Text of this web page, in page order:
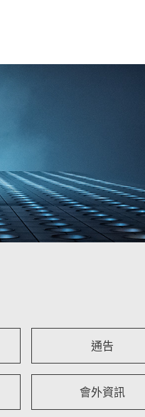
通告
會外資訊